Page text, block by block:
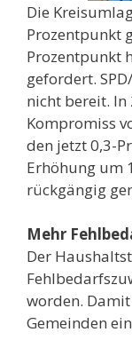
Die
Prozentpunkt
Prozentpunkt
gefordert.
nicht bereit. In
Kompromiss
den jetzt 0,3-
Erhöhung um
rückgängig
Mehr
Der
worden.
Gemeinden